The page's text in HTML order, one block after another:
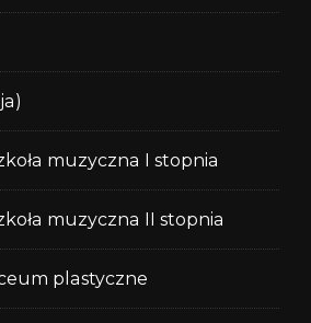
muzyczna I stopnia
muzyczna II stopnia
plastyczne